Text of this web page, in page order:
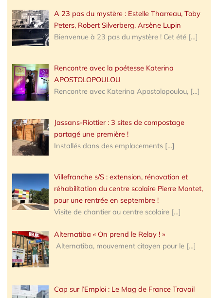
A 23 pas du mystère : Estelle Tharreau, Toby
Peters, Robert Silverberg, Arsène Lupin
Bienvenue à 23 pas du mystère ! Cet été […]
Rencontre avec la poétesse Katerina
APOSTOLOPOULOU
Rencontre avec Katerina Apostolopoulou, […]
Jassans-Riottier : 3 sites de compostage
partagé une première !
Installés dans des emplacements […]
Villefranche s/S : extension, rénovation et
réhabilitation du centre scolaire Pierre Montet,
pour une rentrée en septembre !
Visite de chantier au centre scolaire […]
Alternatiba « On prend le Relay ! »
Alternatiba, mouvement citoyen pour le […]
Cap sur l’Emploi : Le Mag de France Travail